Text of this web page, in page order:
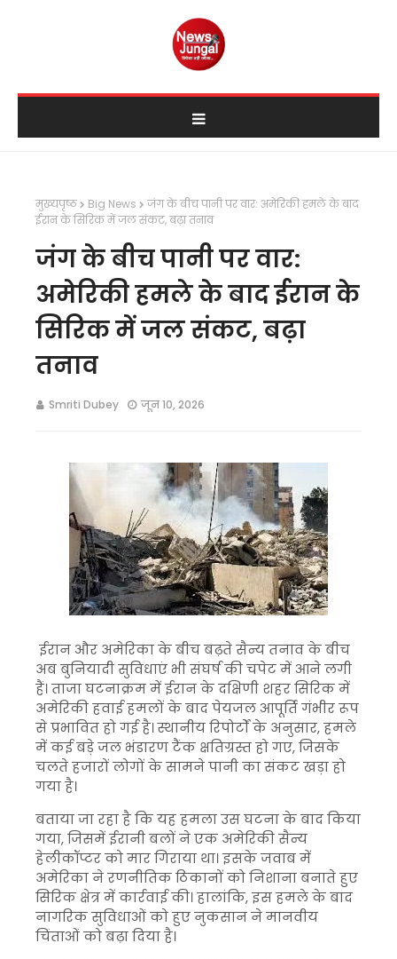
मुख्यपृष्ठ Big News
जंग के बीच पानी पर वार: अमेरिकी हमले के बाद
ईरान के सिरिक में जल संकट, बढ़ा तनाव
जंग के बीच पानी पर वार:
अमेरिकी हमले के बाद ईरान के
सिरिक में जल संकट, बढ़ा
तनाव
Smriti Dubey जून 10, 2026
ईरान और अमेरिका के बीच बढ़ते सैन्य तनाव के बीच
अब बुनियादी सुविधाएं भी संघर्ष की चपेट में आने लगी
हैं। ताजा घटनाक्रम में ईरान के दक्षिणी शहर सिरिक में
अमेरिकी हवाई हमलों के बाद पेयजल आपूर्ति गंभीर रूप
से प्रभावित हो गई है। स्थानीय रिपोर्टों के अनुसार, हमले
में कई बड़े जल भंडारण टैंक क्षतिग्रस्त हो गए, जिसके
चलते हजारों लोगों के सामने पानी का संकट खड़ा हो
गया है।
बताया जा रहा है कि यह हमला उस घटना के बाद किया
गया, जिसमें ईरानी बलों ने एक अमेरिकी सैन्य
हेलीकॉप्टर को मार गिराया था। इसके जवाब में
अमेरिका ने रणनीतिक ठिकानों को निशाना बनाते हुए
सिरिक क्षेत्र में कार्रवाई की। हालांकि, इस हमले के बाद
नागरिक सुविधाओं को हुए नुकसान ने मानवीय
चिंताओं को बढ़ा दिया है।